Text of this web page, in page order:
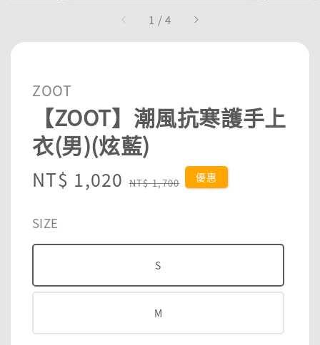
1 /4
ZOOT
【ZOOT】潮風抗寒護手上
衣(男)(炫藍)
Sale
NT$ 1,020 Regular
NT$ 1,700 優惠
SIZE
S
M